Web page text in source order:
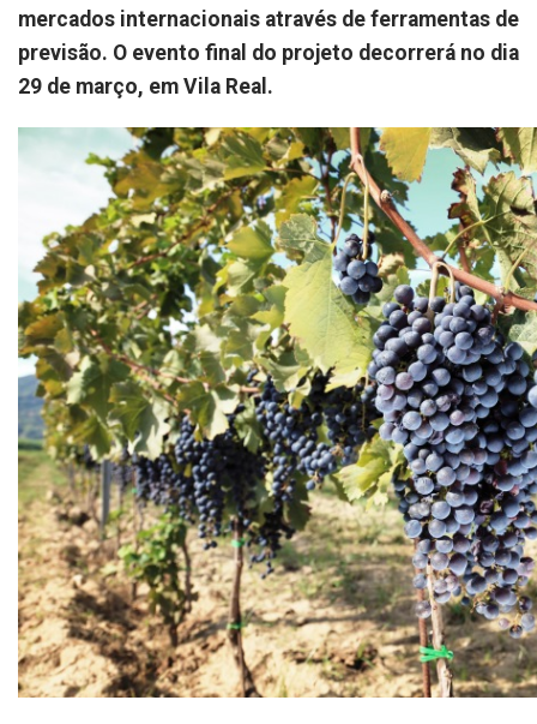
mercados internacionais através de ferramentas de
previsão. O evento final do projeto decorrerá no dia
29 de março, em Vila Real.